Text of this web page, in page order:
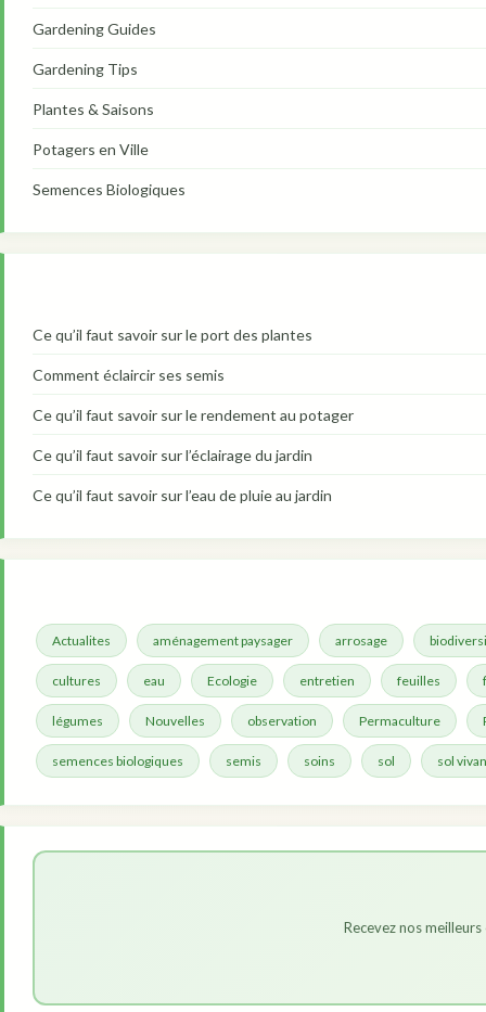
Gardening Guides
Gardening Tips
Plantes & Saisons
Potagers en Ville
Semences Biologiques
Ce qu’il faut savoir sur le port des plantes
Comment éclaircir ses semis
Ce qu’il faut savoir sur le rendement au potager
Ce qu’il faut savoir sur l’éclairage du jardin
Ce qu’il faut savoir sur l’eau de pluie au jardin
Actualites aménagement paysager arrosage
cultures eau Ecologie entretien feuilles
légumes Nouvelles observation Permaculture
semences biologiques semis soins sol sol
Recevez nos